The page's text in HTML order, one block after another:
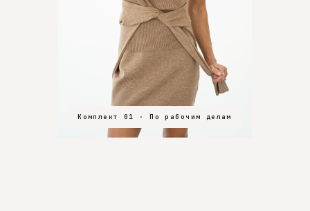
Комплект 01 · По рабочим делам
Комплект 02 · В зал
Комплект 03 · На особенный вечер